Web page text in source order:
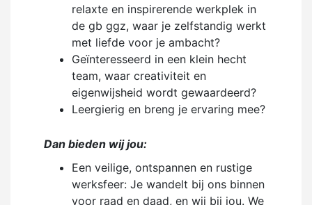
relaxte en inspirerende werkplek in
de gb ggz, waar je zelfstandig werkt
met liefde voor je ambacht?
Geïnteresseerd in een klein hecht
team, waar creativiteit en
eigenwijsheid wordt gewaardeerd?
Leergierig en breng je ervaring mee?
Dan bieden wij jou:
Een veilige, ontspannen en rustige
werksfeer: Je wandelt bij ons binnen
voor raad en daad, en wij bij jou. We